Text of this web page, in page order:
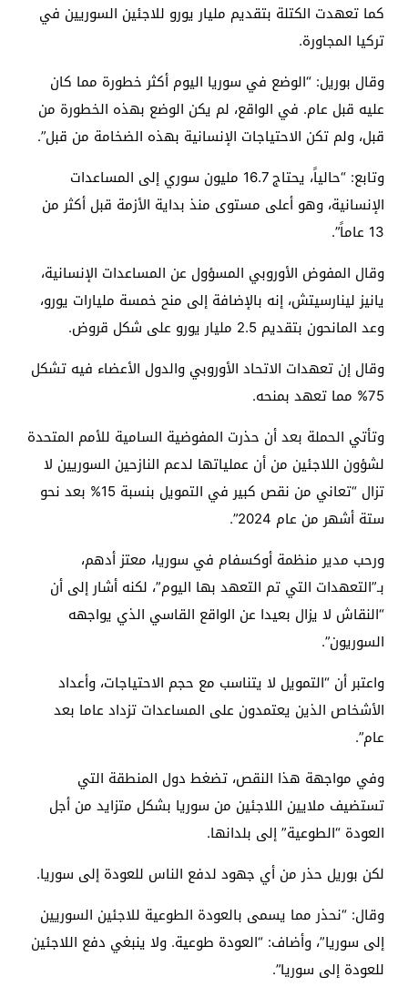
كما تعهدت الكتلة بتقديم مليار يورو للاجئين السوريين في
تركيا المجاورة.
وقال بوريل: “الوضع في سوريا اليوم أكثر خطورة مما كان
عليه قبل عام. في الواقع، لم يكن الوضع بهذه الخطورة من
قبل، ولم تكن الاحتياجات الإنسانية بهذه الضخامة من قبل”.
وتابع: “حالياً، يحتاج 16.7 مليون سوري إلى المساعدات
الإنسانية، وهو أعلى مستوى منذ بداية الأزمة قبل أكثر من
13 عاماً”.
وقال المفوض الأوروبي المسؤول عن المساعدات الإنسانية،
يانيز لينارسيتش، إنه بالإضافة إلى منح خمسة مليارات يورو،
وعد المانحون بتقديم 2.5 مليار يورو على شكل قروض.
وقال إن تعهدات الاتحاد الأوروبي والدول الأعضاء فيه تشكل
75% مما تعهد بمنحه.
وتأتي الحملة بعد أن حذرت المفوضية السامية للأمم المتحدة
لشؤون اللاجئين من أن عملياتها لدعم النازحين السوريين لا
تزال “تعاني من نقص كبير في التمويل بنسبة 15% بعد نحو
ستة أشهر من عام 2024”.
ورحب مدير منظمة أوكسفام في سوريا، معتز أدهم،
بـ”التعهدات التي تم التعهد بها اليوم”، لكنه أشار إلى أن
“النقاش لا يزال بعيدا عن الواقع القاسي الذي يواجهه
السوريون”.
واعتبر أن “التمويل لا يتناسب مع حجم الاحتياجات، وأعداد
الأشخاص الذين يعتمدون على المساعدات تزداد عاما بعد
عام”.
وفي مواجهة هذا النقص، تضغط دول المنطقة التي
تستضيف ملايين اللاجئين من سوريا بشكل متزايد من أجل
العودة “الطوعية” إلى بلدانها.
لكن بوريل حذر من أي جهود لدفع الناس للعودة إلى سوريا.
وقال: “نحذر مما يسمى بالعودة الطوعية للاجئين السوريين
إلى سوريا”، وأضاف: “العودة طوعية. ولا ينبغي دفع اللاجئين
للعودة إلى سوريا”.